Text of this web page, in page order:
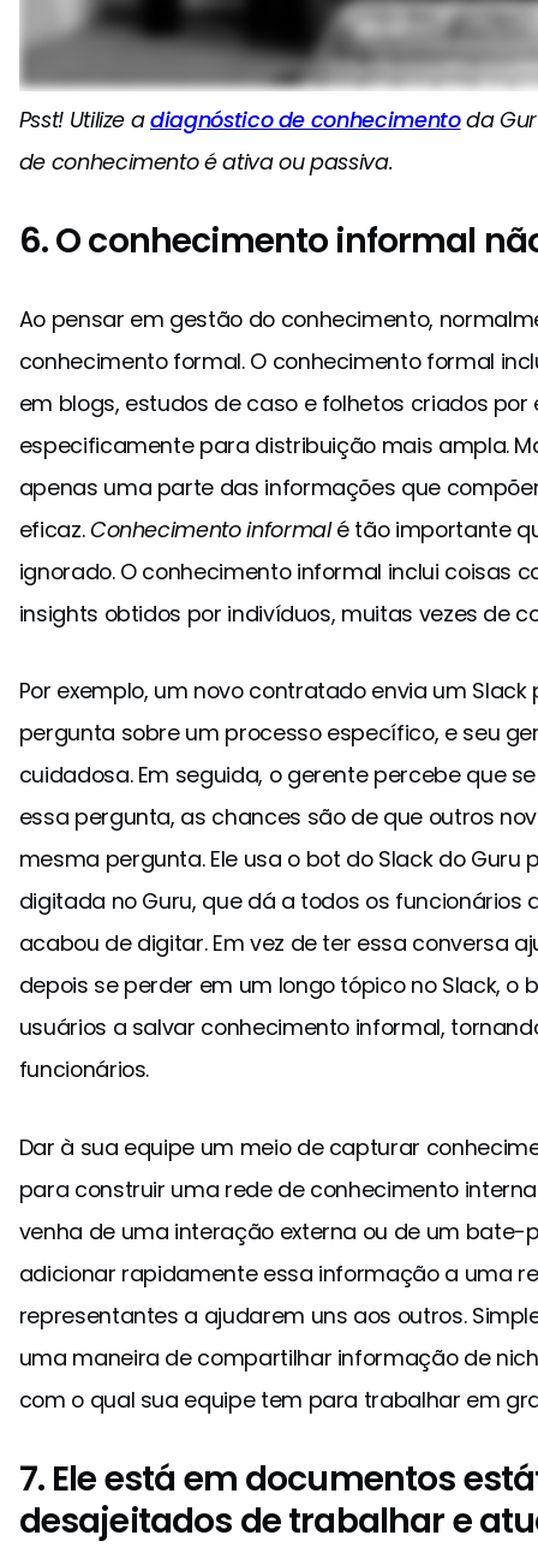
Psst! Utilize adiagnóstico de conhecimentoda
de conhecimento é ativa ou passiva.
6. O conhecimento informal
Ao pensar em gestão do conhecimento,
conhecimento formal. O conhecimento formal
em blogs, estudos de caso e folhetos criados
especificamente para distribuição mais ampla.
apenas uma parte das informações que
eficaz.Conhecimento informalé tão importante
ignorado. O conhecimento informal inclui coisas
insights obtidos por indivíduos, muitas vezes de
Por exemplo, um novo contratado envia um
pergunta sobre um processo específico, e seu
cuidadosa. Em seguida, o gerente percebe que
essa pergunta, as chances são de que outros
mesma pergunta. Ele usa o bot do Slack do
digitada no Guru, que dá a todos os funcionários
acabou de digitar. Em vez de ter essa conversa
depois se perder em um longo tópico no Slack, o
usuários a salvar conhecimento informal,
funcionários.
Dar à sua equipe um meio de capturar
para construir uma rede de conhecimento
venha de uma interação externa ou de um
adicionar rapidamente essa informação a uma
representantes a ajudarem uns aos outros.
uma maneira de compartilhar informação de
com o qual sua equipe tem para trabalhar em
7. Ele está em documentos
desajeitados de trabalhar e